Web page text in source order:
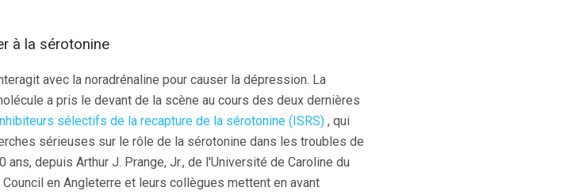
à la sérotonine
avec la noradrénaline pour causer la dépression. La
a pris le devant de la scène au cours des deux dernières
sélectifs de la recapture de la sérotonine (ISRS) , qui
sérieuses sur le rôle de la sérotonine dans les troubles de
depuis Arthur J. Prange, Jr., de l'Université de Caroline du
en Angleterre et leurs collègues mettent en avant